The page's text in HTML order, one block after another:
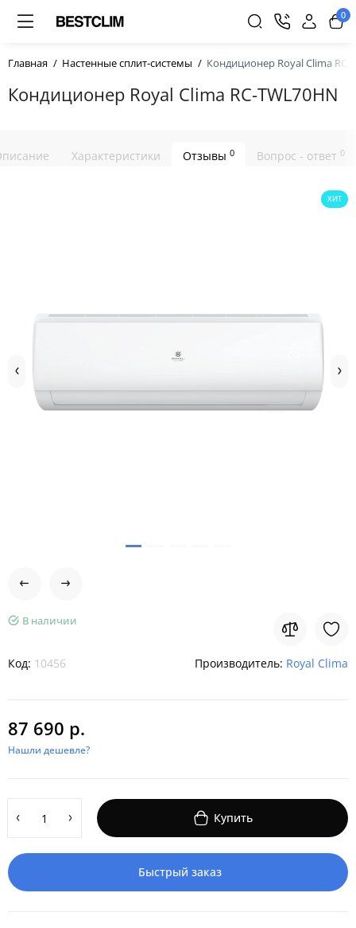
0
Главная Настенные сплит-системы Кондиционер Royal Clima RC-
Кондиционер Royal Clima RC-TWL70HN
Характеристики Отзывы 0 Вопрос - ответ 0
ХИТ
В наличии
Код: 10456 Производитель: Royal Clima
87 690 р.
Нашли дешевле?
Купить
Быстрый заказ